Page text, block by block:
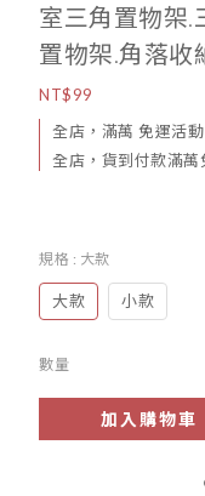
室三角置物架.
置物架.角落收
NT$99
全店，滿萬 免運活動
全店，貨到付款滿萬
規格 : 大款
大款 小款
數量
加入購物車